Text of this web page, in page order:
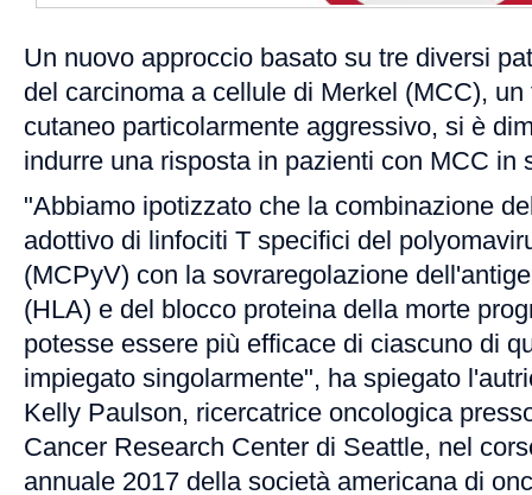
Un nuovo approccio basato su tre diversi
del carcinoma a cellule di Merkel (MCC),
cutaneo particolarmente aggressivo, si è
indurre una risposta in pazienti con MCC in
"Abbiamo ipotizzato che la combinazione
adottivo di linfociti T specifici del
(MCPyV) con la sovraregolazione
(HLA) e del blocco proteina della morte
potesse essere più efficace di ciascuno di
impiegato singolarmente", ha spiegato
Kelly Paulson, ricercatrice oncologica
Cancer Research Center di Seattle, nel
annuale 2017 della società americana di